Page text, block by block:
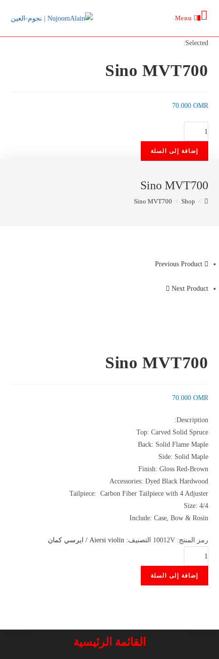
Menu
Selected:
Sino MVT700
70.000 OMR
كمية
Sino
MVT700
إضافة إلى السلة
Sino MVT700
>
Shop
>
Sino MVT700
Previous Product
Next Product
Sino MVT700
70.000 OMR
Description:
Top: Carved Solid Spruce
Back: Solid Flame Maple
Side: Solid Maple
Finish: Gloss Red-Brown
Accessories: Dyed Black Hardwood
Tailpiece: Carbon Fiber Tailpiece with 4 Adjuster
Size: 4/4
Include: Case, Bow & Rosin
رمز المنتج:10012V التصنيف:Aiersi violin / ايرسي كمان
كمية
Sino
MVT700
إضافة إلى السلة
القائمة الرئيسية